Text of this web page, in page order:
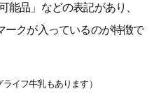
能品」などの表記があり、
ークが入っているのが特徴で
イフ牛乳もあります）